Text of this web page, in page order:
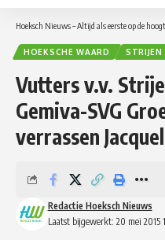
Hoeksch Nieuws – Altijd als eerste op de
HOEKSCHE WAARD STRIJEN
Vutters v.v.
Gemiva-SVG
verrassen
Laatst bijgewerkt: 20 mei 2015
Redactie Hoeksch Nieuws